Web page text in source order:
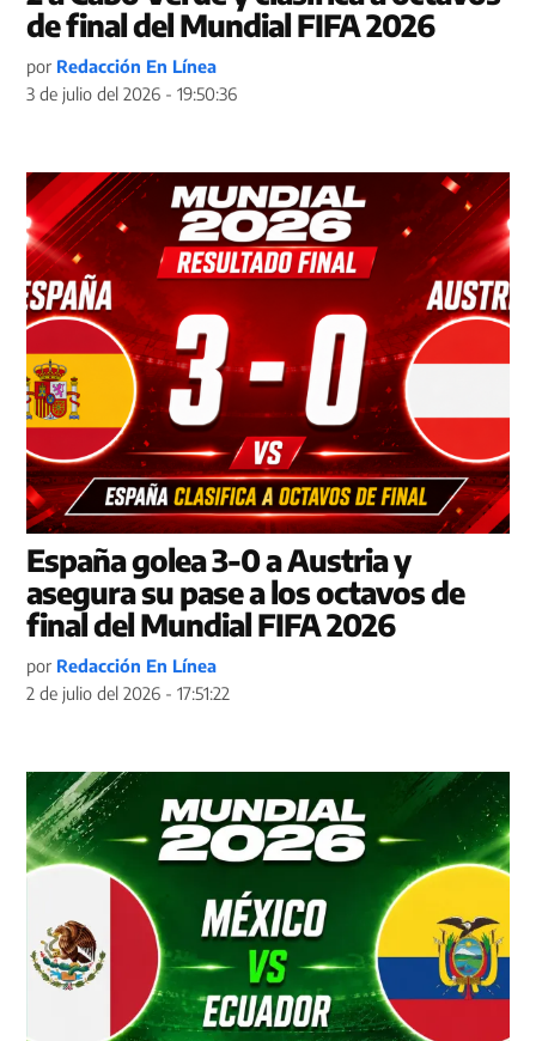
de final del Mundial FIFA 2026
por Redacción En Línea
3 de julio del 2026 - 19:50:36
España golea 3-0 a Austria y
asegura su pase a los octavos de
final del Mundial FIFA 2026
por Redacción En Línea
2 de julio del 2026 - 17:51:22